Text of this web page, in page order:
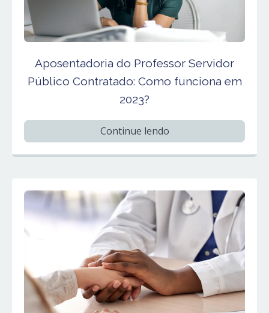
Aposentadoria do Professor Servidor
Público Contratado: Como funciona em
2023?
Continue lendo